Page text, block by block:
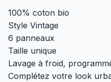
100% coton bio
Style Vintage
6 panneaux
Taille unique
Lavage à froid,
Complétez votre look